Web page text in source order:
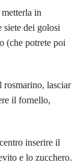
in
siete dei golosi
(che potrete poi
rosmarino, lasciar
il fornello,
inserire il
e lo zucchero.